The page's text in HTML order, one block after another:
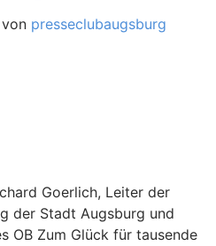
von presseclubaugsburg
Goerlich, Leiter der
der Stadt Augsburg und
OB Zum Glück für tausende